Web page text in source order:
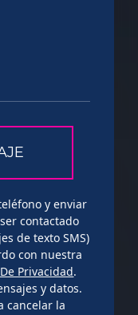
y enviar
contactado
de texto SMS)
con nuestra
Privacidad.
y datos.
cancelar la